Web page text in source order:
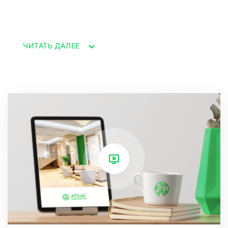
наслаждаться завораживающими закатами
прямо из вашего гостиного уголка.
- Современная планировка с просторной
гостиной, уютными спальнями,
функциональной кухней и ванными
комнатами.
ЧИТАТЬ ДАЛЕЕ